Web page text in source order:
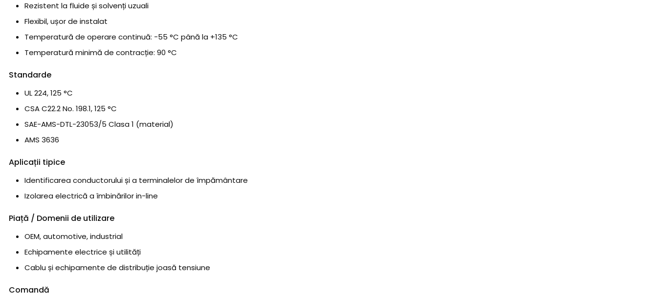
Rezistent la fluide și solvenți uzuali
Flexibil, ușor de instalat
Temperatură de operare continuă: −55 °C până la +135 °C
Temperatură minimă de contracție: 90 °C
Standarde
UL 224, 125 °C
CSA C22.2 No. 198.1, 125 °C
SAE-AMS-DTL-23053/5 Clasa 1 (material)
AMS 3636
Aplicații tipice
Identificarea conductorului și a terminalelor de împământare
Izolarea electrică a îmbinărilor in-line
Piață / Domenii de utilizare
OEM, automotive, industrial
Echipamente electrice și utilități
Cablu și echipamente de distribuție joasă tensiune
Comandă